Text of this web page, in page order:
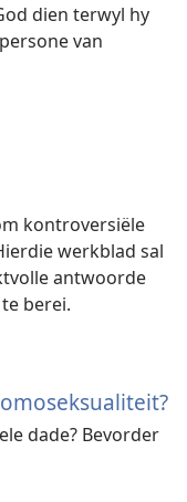
dien terwyl hy
van
kontroversiële
werkblad sal
antwoorde
berei.
dade? Bevorder